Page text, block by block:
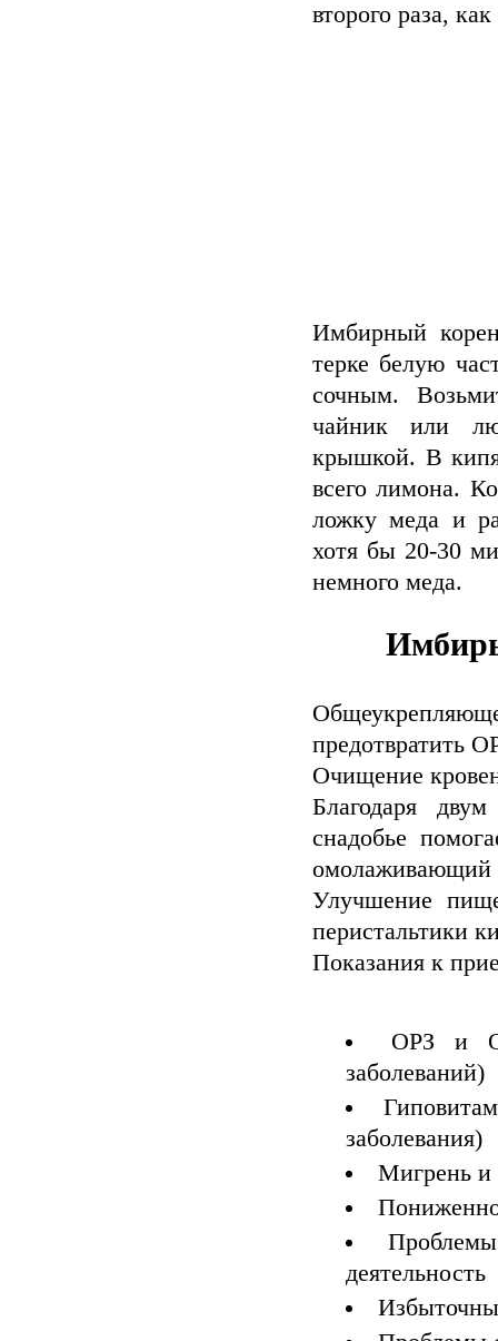
второго раза,
Имбирный
терке белую
сочным.
чайник или
крышкой. В
всего лимона.
ложку меда и
хотя бы 20-30
немного меда.
предотвратить
Очищение
Благодаря
снадобье
омолаживающий
Улучшение
перистальтики
Показания к
ОРЗ и
заболеваний)
заболевания)
Мигрень и
деятельность